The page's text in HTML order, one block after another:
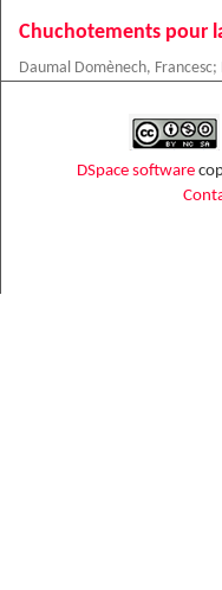
Chuchotements pour
Daumal Domènech, Francesc;
DSpace software